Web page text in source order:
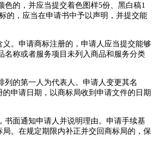
的，并应当提交着色图样5份、黑白稿1
的，应当在申请书中予以声明，并提交能
。申请商标注册的，申请人应当提交能够
名称或者服务项目未列入商品和服务分类
的第一人为代表人。申请人变更其名
申请日期，以商标局收到申请文件的日期
面通知申请人并说明理由。申请手续基
。在规定期限内补正并交回商标局的，保